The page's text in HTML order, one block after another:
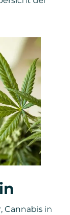
Cannabis in